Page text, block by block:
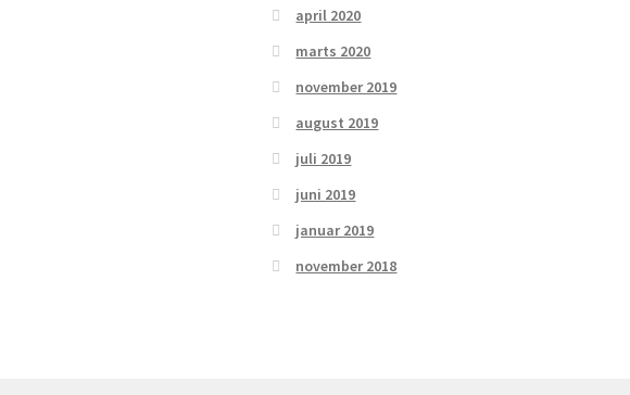
april 2020
marts 2020
november 2019
august 2019
juli 2019
juni 2019
januar 2019
november 2018